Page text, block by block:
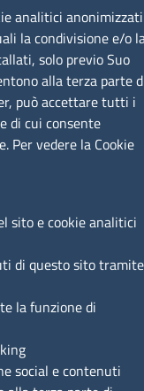
riservato
Nuove Imprese
analitici
la condivisione e/o
solo previo Suo
alla terza parte
può accettare tutti i
di cui consente
Per vedere la Cookie
sito e cookie analitici
di questo sito tramite
la funzione di
social e contenuti